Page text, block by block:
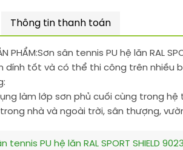
Thông tin thanh toán
PHẨM:Sơn sân tennis PU hệ lăn RAL
dính tốt và có thể thi công trên nhiều
làm lớp sơn phủ cuối cùng trong
nhà và ngoài trời, sân thượng,
tennis PU hệ lăn RAL SPORT SHIELD 9023